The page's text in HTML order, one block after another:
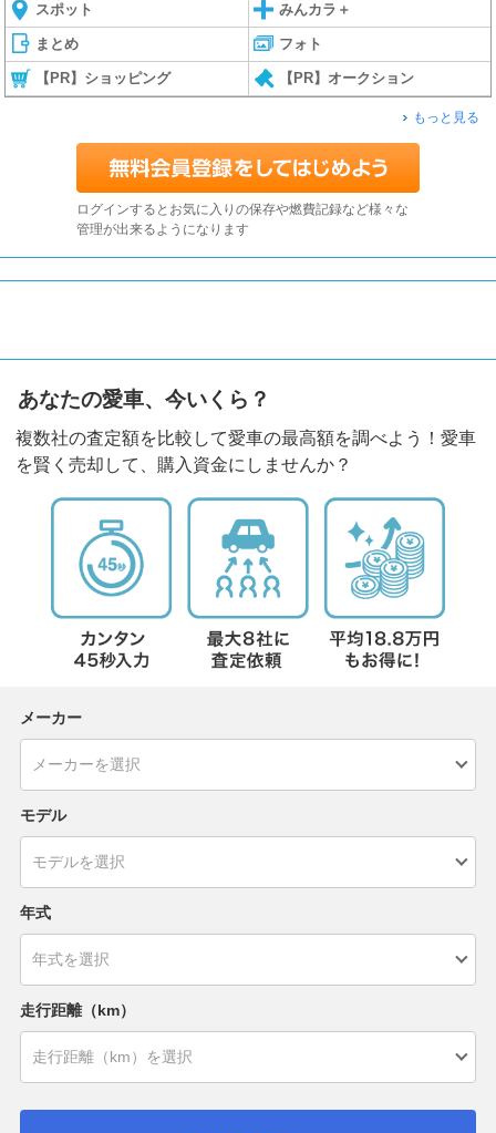
スポット みんカラ＋
まとめ フォト
【PR】ショッピング 【PR】オークション
もっと見る
ログインするとお気に入りの保存や燃費記録など様々な
管理が出来るようになります
あなたの愛車、今いくら？
複数社の査定額を比較して愛車の最高額を調べよう！愛車
を賢く売却して、購入資金にしませんか？
メーカー
モデル
年式
走行距離（km）